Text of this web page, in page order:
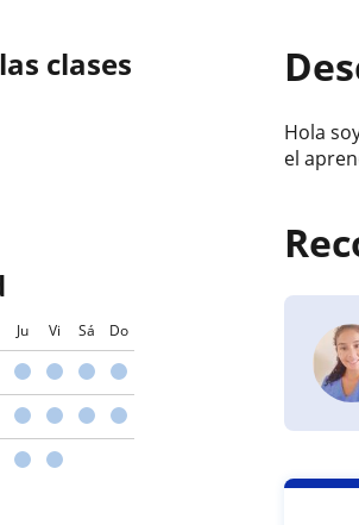
clases
Ju Vi Sá Do
Hola
el